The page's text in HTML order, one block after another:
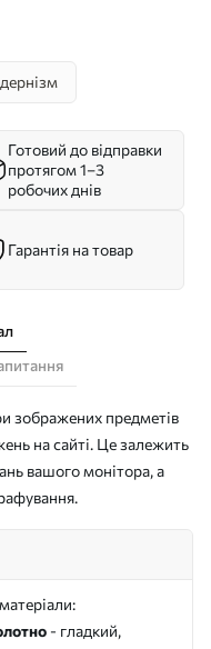
Готовий до відправки
протягом 1–3
робочих днів
Гарантія на товар
зображених предметів
на сайті. Це залежить
вашого монітора, а
- гладкий,